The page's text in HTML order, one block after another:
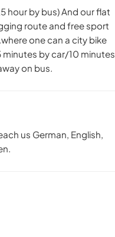
hour by bus) And our flat
route and free sport
one can a city bike
minutes by car/10 minutes
on bus.
us German, English,